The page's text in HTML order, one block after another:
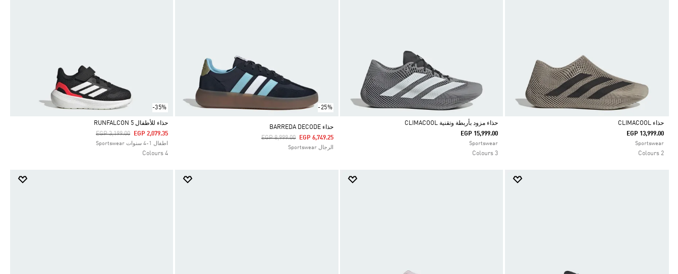
Selected
حذاء CLIMACOOL
EGP 13,999.00
Sportswear
2 Colours
Selected
حذاء مزود بأربطة وتقنية CLIMACOOL
EGP 15,999.00
Sportswear
3 Colours
-25%
حذاء BARREDA DECODE
Price Reduced From
EGP 8,999.00ToEGP 6,749.25
الرجال Sportswear
-35%
Selected
حذاء للأطفال RUNFALCON 5
Price Reduced From
EGP 3,199.00ToEGP 2,079.35
اطفال 1-4 سنوات Sportswear
4 Colours